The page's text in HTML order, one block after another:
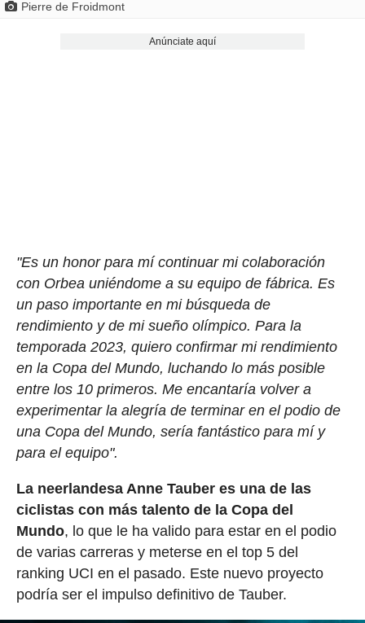
Pierre de Froidmont
Anúnciate aquí
"Es un honor para mí continuar mi colaboración
con Orbea uniéndome a su equipo de fábrica. Es
un paso importante en mi búsqueda de
rendimiento y de mi sueño olímpico. Para la
temporada 2023, quiero confirmar mi rendimiento
en la Copa del Mundo, luchando lo más posible
entre los 10 primeros. Me encantaría volver a
experimentar la alegría de terminar en el podio de
una Copa del Mundo, sería fantástico para mí y
para el equipo".
La neerlandesa Anne Tauber es una de las
ciclistas con más talento de la Copa del
Mundo, lo que le ha valido para estar en el podio
de varias carreras y meterse en el top 5 del
ranking UCI en el pasado. Este nuevo proyecto
podría ser el impulso definitivo de Tauber.